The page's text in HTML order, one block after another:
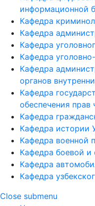
информационной
Кафедра
Кафедра
Кафедра
Кафедра
Кафедра
органов
Кафедра
обеспечения прав
Кафедра
Кафедра истории
Кафедра военной
Кафедра боевой и
Кафедра
Кафедра
Close submenu